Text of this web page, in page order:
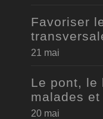
Favoriser
21 mai
Le pont, le
malades
20 mai